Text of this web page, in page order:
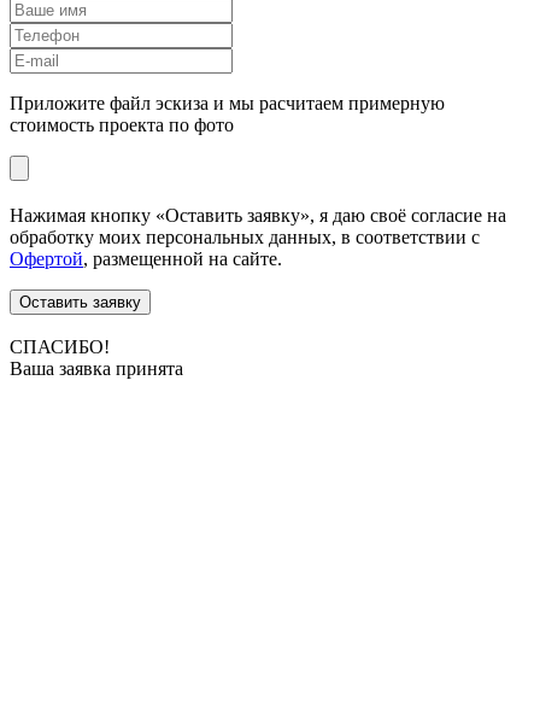
Приложите файл эскиза и мы расчитаем примерную
стоимость проекта по фото
Нажимая кнопку «Оставить заявку», я даю своё согласие на
обработку моих персональных данных, в соответствии с
Офертой, размещенной на сайте.
Оставить заявку
СПАСИБО!
Ваша заявка принята